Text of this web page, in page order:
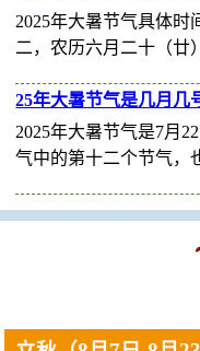
2025年大暑节气具体时
二，农历六月二十（廿
25年大暑节气是几月几
2025年大暑节气是7月
气中的第十二个节气，